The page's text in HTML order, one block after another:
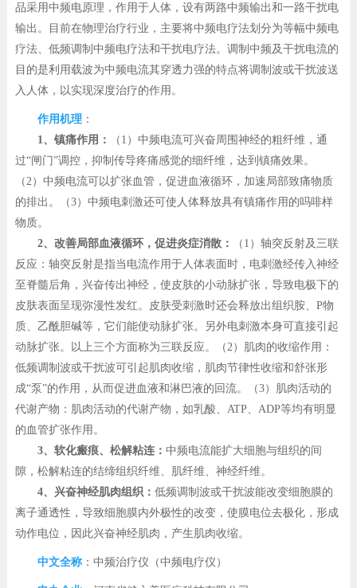
品采用中频电原理，作用于人体，设有两路中频输出和一路干扰电
输出。目前在物理治疗行业，主要将中频电疗法划分为等幅中频电
疗法、低频调制中频电疗法和干扰电疗法。调制中频及干扰电流的
目的是利用载波为中频电流其穿透力强的特点将调制波或干扰波送
入人体，以实现深度治疗的作用。
作用机理：
1、镇痛作用：
（1）中频电流可兴奋周围神经的粗纤维，通
过“闸门”调控，抑制传导疼痛感觉的细纤维，达到镇痛效果。
（2）中频电流可以扩张血管，促进血液循环，加速局部致痛物质
的排出。（3）中频电刺激还可使人体释放具有镇痛作用的吗啡样
物质。
2、改善局部血液循环，促进炎症消散：
（1）轴突反射及三联
反应：轴突反射是指当电流作用于人体表面时，电刺激经传入神经
至脊髓后角，兴奋传出神经，使皮肤的小动脉扩张，导致电极下的
皮肤表面呈现弥漫性发红。皮肤受刺激时还会释放出组织胺、P物
质、乙酰胆碱等，它们能使动脉扩张。另外电刺激本身可直接引起
动脉扩张。以上三个方面称为三联反应。（2）肌肉的收缩作用：
低频调制波或干扰波可引起肌肉收缩，肌肉节律性收缩和舒张形
成“泵”的作用，从而促进血液和淋巴液的回流。（3）肌肉活动的
代谢产物：肌肉活动的代谢产物，如乳酸、ATP、ADP等均有明显
的血管扩张作用。
3、软化瘢痕、松解粘连： 中频电流能扩大细胞与组织的间
隙，松解粘连的结缔组织纤维、肌纤维、神经纤维。
4、兴奋神经肌肉组织： 低频调制波或干扰波能改变细胞膜的
离子通透性，导致细胞膜内外极性的改变，使膜电位去极化，形成
动作电位，因此兴奋神经肌肉，产生肌肉收缩。
中文全称：中频治疗仪（中频电疗仪）